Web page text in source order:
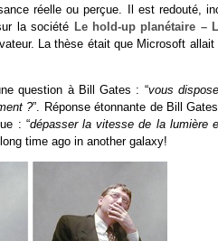
réelle ou perçue. Il est redouté,
la société Le hold-up planétaire –
La thèse était que Microsoft
question à Bill Gates : “vous
?”. Réponse étonnante de Bill
: “dépasser la vitesse de la lumière
time ago in another galaxy!